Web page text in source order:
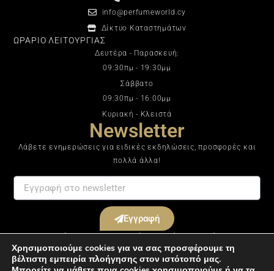
info@perfumeworld.cy
Δίκτυο Καταστημάτων
ΩΡΑΡΙΟ ΛΕΙΤΟΥΡΓΙΑΣ
Δευτέρα - Παρασκευή:
09:30πμ - 19:30μμ
Σάββατο
09:30πμ - 16:00μμ
Κυριακή - Κλειστά
Newsletter
Λάβετε ενημερώσεις για ειδικές εκδηλώσεις, προσφορές και
πολλά άλλα!
Εγγραφή
Με την εγγραφή σας στο ενημερωτικό μας δελτίο συμφωνείτε με τους
Όρους & Προϋποθέσεις.
Χρησιμοποιούμε cookies για να σας προσφέρουμε τη
βέλτιστη εμπειρία πλοήγησης στον ιστότοπό μας.